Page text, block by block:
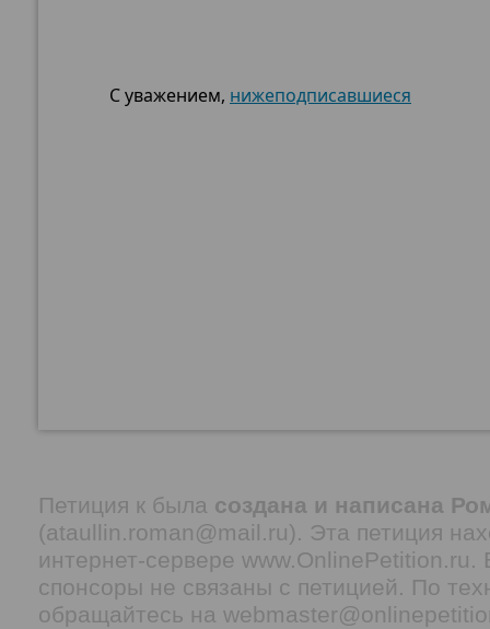
С уважением, нижеподписавшиеся
Петиция к была создана и написана
(ataullin.roman@mail.ru). Эта петиция
интернет-сервере
спонсоры не связаны с петицией. По
обращайтесь на